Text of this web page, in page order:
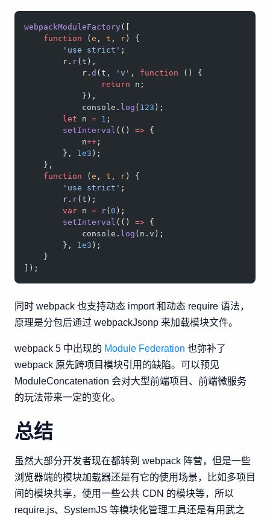
webpackModuleFactory([
    function
(e , t , r ) {
        'use strict'
;
        r.
r(t),
            r.
d (t, 'v' , function () {
                return
n;
            }),
            console.
log ( 123 );
        let
n = 1 ;
        setInterval
(() => {
            n
++ ;
        },
1e3 );
    },
    function
(e , t , r ) {
        'use strict'
;
        r.
r(t);
        var
n = r(0 );
        setInterval
(() => {
            console.
log (n.v);
        },
1e3 );
    }
]);
同时 webpack 也支持动态 import 和动态 require 语法，
原理是分包后通过 webpackJsonp 来加载模块文件。
webpack 5 中出现的 Module Federation 也弥补了
webpack 原先跨项目模块引用的缺陷。可以预见
ModuleConcatenation 会对大型前端项目、前端微服务
的玩法带来一定的变化。
总结
虽然大部分开发者现在都转到 webpack 阵营，但是一些
浏览器端的模块加载器还是有它的使用场景，比如多项目
间的模块共享，使用一些公共 CDN 的模块等，所以
require.js、SystemJS 等模块化管理工具还是有用武之